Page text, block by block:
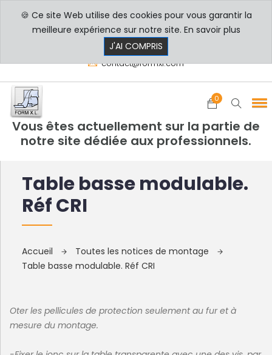
PROFESSIONNELS PARTICULIERS
contact@formxl.com
0
Vous êtes actuellement sur la partie de
notre site dédiée aux professionnels.
Table basse modulable.
Réf CRI
Accueil
Toutes les notices de montage
Table basse modulable. Réf CRI
Oter les pellicules de protection seulement au fur et à
mesure du montage.
🍪 Ce site Web utilise des cookies pour vous garantir la
meilleure expérience sur notre site. En savoir plus
J'AI COMPRIS